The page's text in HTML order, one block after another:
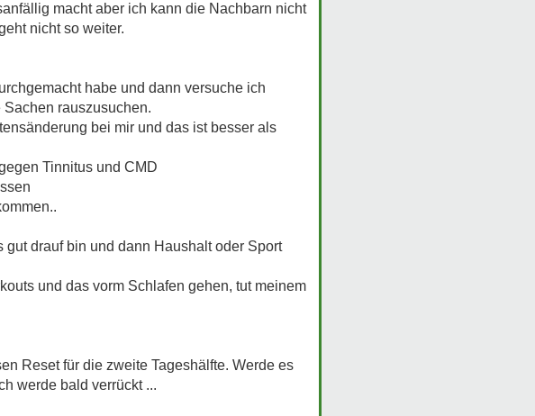
macht aber ich kann die Nachbarn nicht
nicht so weiter.
habe und dann versuche ich
rauszusuchen.
bei mir und das ist besser als
Tinnitus und CMD
drauf bin und dann Haushalt oder Sport
und das vorm Schlafen gehen, tut meinem
Reset für die zweite Tageshälfte. Werde es
werde bald verrückt ...